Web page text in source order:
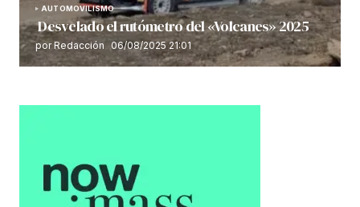
AUTOMOVILISMO
Desvelado el rutómetro del «Volcanes» 2025
por Redacción 06/08/2025 21:01